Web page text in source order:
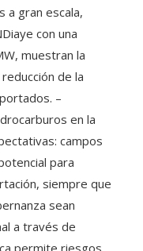
a gran escala,
con una
muestran la
de la
–
en la
campos
para
siempre que
sean
a través de